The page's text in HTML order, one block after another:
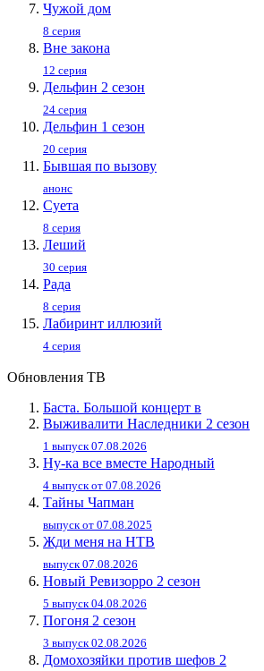
Чужой дом
8 серия
Вне закона
12 серия
Дельфин 2 сезон
24 серия
Дельфин 1 сезон
20 серия
Бывшая по вызову
анонс
Суета
8 серия
Леший
30 серия
Рада
8 серия
Лабиринт иллюзий
4 серия
Обновления ТВ
Баста. Большой концерт в
Выживалити Наследники 2 сезон
1 выпуск 07.08.2026
Ну-ка все вместе Народный
4 выпуск от 07.08.2026
Тайны Чапман
выпуск от 07.08.2025
Жди меня на НТВ
выпуск 07.08.2026
Новый Ревизорро 2 сезон
5 выпуск 04.08.2026
Погоня 2 сезон
3 выпуск 02.08.2026
Домохозяйки против шефов 2